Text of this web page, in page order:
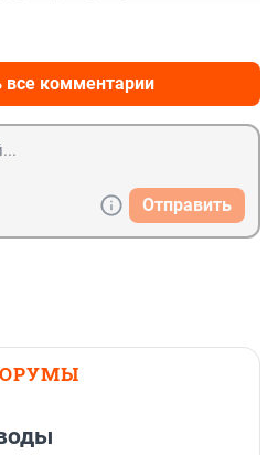
все комментарии
Отправить